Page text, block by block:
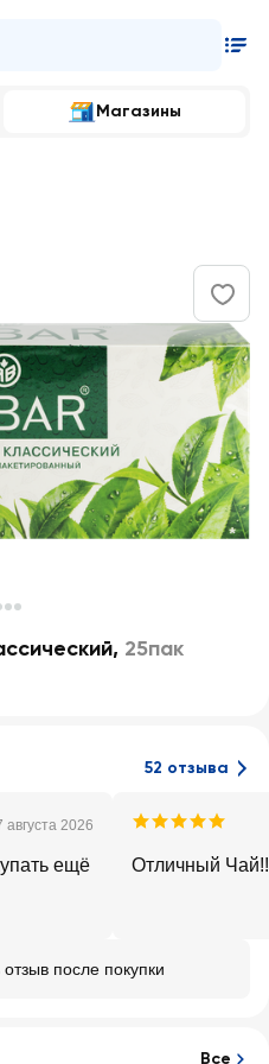
Магазины
, 25пак
52 отзыва
августа 2026
ещё
после покупки
Все